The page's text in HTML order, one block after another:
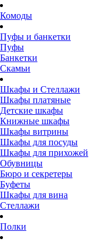
Комоды
Пуфы и банкетки
Пуфы
Банкетки
Скамьи
Шкафы и Стеллажи
Шкафы платяные
Детские шкафы
Книжные шкафы
Шкафы витрины
Шкафы для посуды
Шкафы для прихожей
Обувницы
Бюро и секретеры
Буфеты
Шкафы для вина
Стеллажи
Полки